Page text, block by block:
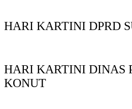
HARI KARTINI DPRD
HARI KARTINI DINAS
KONUT